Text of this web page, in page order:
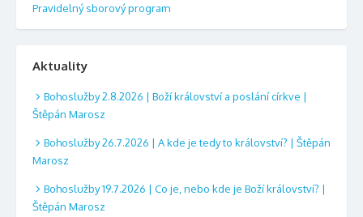
Pravidelný sborový program
Aktuality
Bohoslužby 2.8.2026 | Boží království a poslání církve |
Štěpán Marosz
Bohoslužby 26.7.2026 | A kde je tedy to království? | Štěpán
Marosz
Bohoslužby 19.7.2026 | Co je, nebo kde je Boží království? |
Štěpán Marosz